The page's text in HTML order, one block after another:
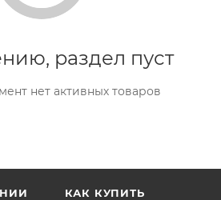
раздел пуст
нет активных товаров
КАК КУПИТЬ